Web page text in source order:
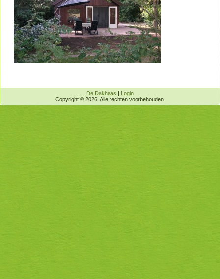
De Dakhaas | Login
Copyright © 2026. Alle rechten voorbehouden.